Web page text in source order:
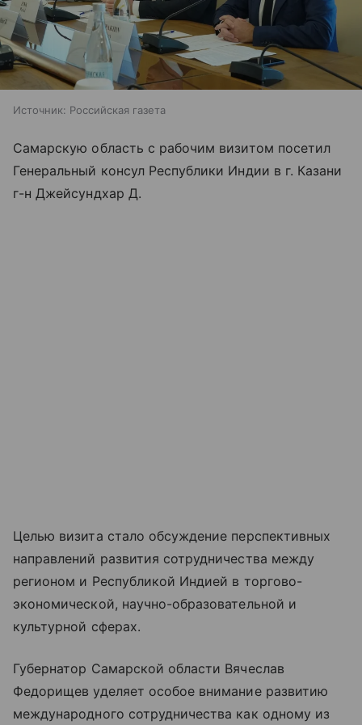
Источник: Российская газета
Самарскую область с рабочим визитом посетил
Генеральный консул Республики Индии в г. Казани
г-н Джейсундхар Д.
Целью визита стало обсуждение перспективных
направлений развития сотрудничества между
регионом и Республикой Индией в торгово-
экономической, научно-образовательной и
культурной сферах.
Губернатор Самарской области Вячеслав
Федорищев уделяет особое внимание развитию
международного сотрудничества как одному из